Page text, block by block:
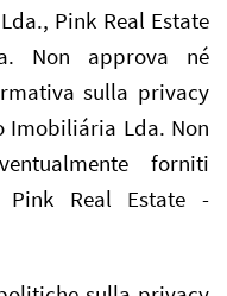
Pink Real Estate
Non approva né
sulla privacy
Imobiliária Lda. Non
forniti
Real Estate -